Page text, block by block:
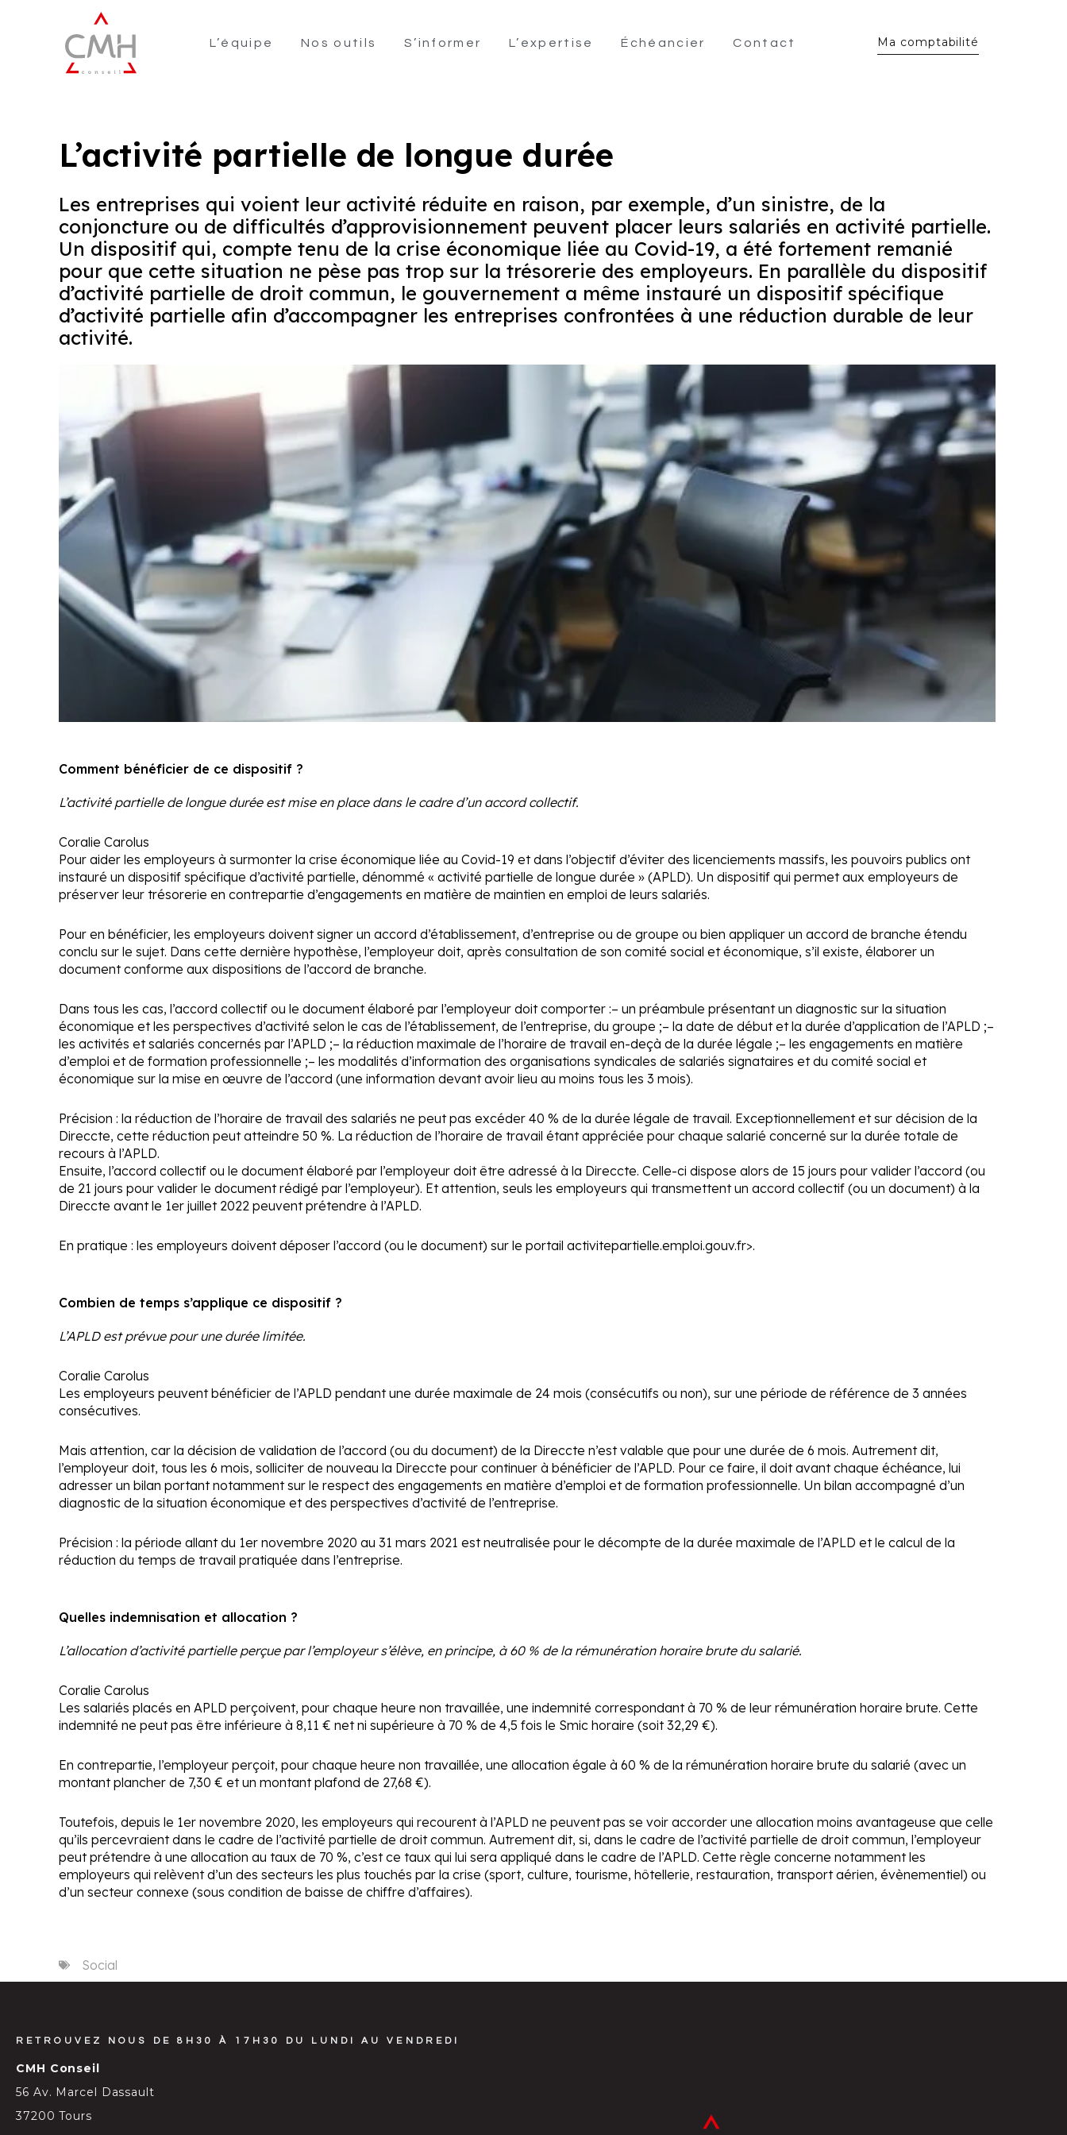
L’équipe Nos outils S’informer L’expertise Échéancier Contact Ma comptabilité
L’activité partielle de longue durée
Les entreprises qui voient leur activité réduite en raison, par exemple, d’un sinistre, de la
conjoncture ou de difficultés d’approvisionnement peuvent placer leurs salariés en activité partielle.
Un dispositif qui, compte tenu de la crise économique liée au Covid-19, a été fortement remanié
pour que cette situation ne pèse pas trop sur la trésorerie des employeurs. En parallèle du dispositif
d’activité partielle de droit commun, le gouvernement a même instauré un dispositif spécifique
d’activité partielle afin d’accompagner les entreprises confrontées à une réduction durable de leur
activité.
Comment bénéficier de ce dispositif ?
L’activité partielle de longue durée est mise en place dans le cadre d’un accord collectif.
Coralie Carolus
Pour aider les employeurs à surmonter la crise économique liée au Covid-19 et dans l’objectif d’éviter des licenciements massifs, les pouvoirs publics ont
instauré un dispositif spécifique d’activité partielle, dénommé « activité partielle de longue durée » (APLD). Un dispositif qui permet aux employeurs de
préserver leur trésorerie en contrepartie d’engagements en matière de maintien en emploi de leurs salariés.
Pour en bénéficier, les employeurs doivent signer un accord d’établissement, d’entreprise ou de groupe ou bien appliquer un accord de branche étendu
conclu sur le sujet. Dans cette dernière hypothèse, l’employeur doit, après consultation de son comité social et économique, s’il existe, élaborer un
document conforme aux dispositions de l’accord de branche.
Dans tous les cas, l’accord collectif ou le document élaboré par l’employeur doit comporter :– un préambule présentant un diagnostic sur la situation
économique et les perspectives d’activité selon le cas de l’établissement, de l’entreprise, du groupe ;– la date de début et la durée d’application de l’APLD ;–
les activités et salariés concernés par l’APLD ;– la réduction maximale de l’horaire de travail en-deçà de la durée légale ;– les engagements en matière
d’emploi et de formation professionnelle ;– les modalités d’information des organisations syndicales de salariés signataires et du comité social et
économique sur la mise en œuvre de l’accord (une information devant avoir lieu au moins tous les 3 mois).
Précision : la réduction de l’horaire de travail des salariés ne peut pas excéder 40 % de la durée légale de travail. Exceptionnellement et sur décision de la
Direccte, cette réduction peut atteindre 50 %. La réduction de l’horaire de travail étant appréciée pour chaque salarié concerné sur la durée totale de
recours à l’APLD.
Ensuite, l’accord collectif ou le document élaboré par l’employeur doit être adressé à la Direccte. Celle-ci dispose alors de 15 jours pour valider l’accord (ou
de 21 jours pour valider le document rédigé par l’employeur). Et attention, seuls les employeurs qui transmettent un accord collectif (ou un document) à la
Direccte avant le 1er juillet 2022 peuvent prétendre à l’APLD.
En pratique : les employeurs doivent déposer l’accord (ou le document) sur le portail activitepartielle.emploi.gouv.fr>.
Combien de temps s’applique ce dispositif ?
L’APLD est prévue pour une durée limitée.
Coralie Carolus
Les employeurs peuvent bénéficier de l’APLD pendant une durée maximale de 24 mois (consécutifs ou non), sur une période de référence de 3 années
consécutives.
Mais attention, car la décision de validation de l’accord (ou du document) de la Direccte n’est valable que pour une durée de 6 mois. Autrement dit,
l’employeur doit, tous les 6 mois, solliciter de nouveau la Direccte pour continuer à bénéficier de l’APLD. Pour ce faire, il doit avant chaque échéance, lui
adresser un bilan portant notamment sur le respect des engagements en matière d’emploi et de formation professionnelle. Un bilan accompagné d’un
diagnostic de la situation économique et des perspectives d’activité de l’entreprise.
Précision : la période allant du 1er novembre 2020 au 31 mars 2021 est neutralisée pour le décompte de la durée maximale de l’APLD et le calcul de la
réduction du temps de travail pratiquée dans l’entreprise.
Quelles indemnisation et allocation ?
L’allocation d’activité partielle perçue par l’employeur s’élève, en principe, à 60 % de la rémunération horaire brute du salarié.
Coralie Carolus
Les salariés placés en APLD perçoivent, pour chaque heure non travaillée, une indemnité correspondant à 70 % de leur rémunération horaire brute. Cette
indemnité ne peut pas être inférieure à 8,11 € net ni supérieure à 70 % de 4,5 fois le Smic horaire (soit 32,29 €).
En contrepartie, l’employeur perçoit, pour chaque heure non travaillée, une allocation égale à 60 % de la rémunération horaire brute du salarié (avec un
montant plancher de 7,30 € et un montant plafond de 27,68 €).
Toutefois, depuis le 1er novembre 2020, les employeurs qui recourent à l’APLD ne peuvent pas se voir accorder une allocation moins avantageuse que celle
qu’ils percevraient dans le cadre de l’activité partielle de droit commun. Autrement dit, si, dans le cadre de l’activité partielle de droit commun, l’employeur
peut prétendre à une allocation au taux de 70 %, c’est ce taux qui lui sera appliqué dans le cadre de l’APLD. Cette règle concerne notamment les
employeurs qui relèvent d’un des secteurs les plus touchés par la crise (sport, culture, tourisme, hôtellerie, restauration, transport aérien, évènementiel) ou
d’un secteur connexe (sous condition de baisse de chiffre d’affaires).
Social
RETROUVEZ NOUS DE 8H30 À 17H30 DU LUNDI AU VENDREDI
CMH Conseil
56 Av. Marcel Dassault
37200 Tours